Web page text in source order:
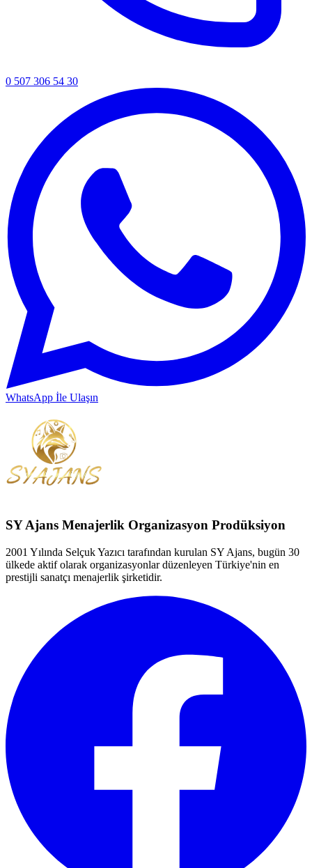
0 507 306 54 30
WhatsApp İle Ulaşın
SY Ajans Menajerlik Organizasyon Prodüksiyon
2001 Yılında Selçuk Yazıcı tarafından kurulan SY Ajans, bugün 30
ülkede aktif olarak organizasyonlar düzenleyen Türkiye'nin en
prestijli sanatçı menajerlik şirketidir.